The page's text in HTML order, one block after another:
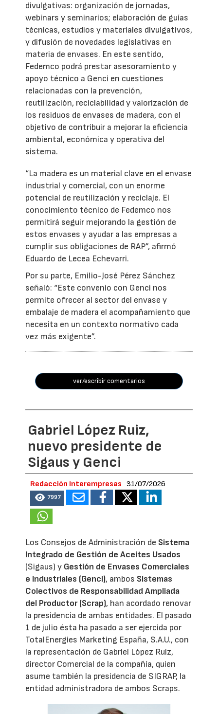
divulgativas: organización de jornadas,
webinars y seminarios; elaboración de guías
técnicas, estudios y materiales divulgativos,
y difusión de novedades legislativas en
materia de envases. En este sentido,
Fedemco podrá prestar asesoramiento y
apoyo técnico a Genci en cuestiones
relacionadas con la prevención,
reutilización, reciclabilidad y valorización de
los residuos de envases de madera, con el
objetivo de contribuir a mejorar la eficiencia
ambiental, económica y operativa del
sistema.
“La madera es un material clave en el envase
industrial y comercial, con un enorme
potencial de reutilización y reciclaje. El
conocimiento técnico de Fedemco nos
permitirá seguir mejorando la gestión de
estos envases y ayudar a las empresas a
cumplir sus obligaciones de RAP”, afirmó
Eduardo de Lecea Echevarri.
Por su parte, Emilio-José Pérez Sánchez
señaló: “Este convenio con Genci nos
permite ofrecer al sector del envase y
embalaje de madera el acompañamiento que
necesita en un contexto normativo cada
vez más exigente”.
ver/escribir comentarios
Gabriel López Ruiz,
nuevo presidente de
Sigaus y Genci
Redacción Interempresas 31/07/2026
7997
Los Consejos de Administración de Sistema
Integrado de Gestión de Aceites Usados
(Sigaus) y Gestión de Envases Comerciales
e Industriales (Genci), ambos Sistemas
Colectivos de Responsabilidad Ampliada
del Productor (Scrap), han acordado renovar
la presidencia de ambas entidades. El pasado
1 de julio ésta ha pasado a ser ejercida por
TotalEnergies Marketing España, S.A.U., con
la representación de Gabriel López Ruiz,
director Comercial de la compañía, quien
asume también la presidencia de SIGRAP, la
entidad administradora de ambos Scraps.